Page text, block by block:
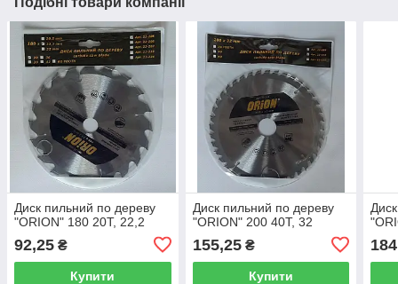
Диск пильний по дереву
"ORION" 180 20Т, 22,2
92,25 ₴
Купити
Диск пильний по дереву
"ORION" 200 40Т, 32
155,25₴
Купити